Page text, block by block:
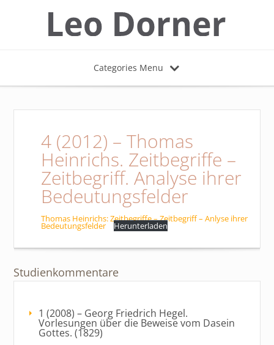
Categories Menu
4 (2012) – Thomas
Heinrichs. Zeitbegriffe –
Zeitbegriff. Analyse ihrer
Bedeutungsfelder
Thomas Heinrichs: Zeitbegriffe – Zeitbegriff – Anlyse ihrer
Bedeutungsfelder Herunterladen
Studienkommentare
1 (2008) – Georg Friedrich Hegel.
Vorlesungen über die Beweise vom Dasein
Gottes. (1829)